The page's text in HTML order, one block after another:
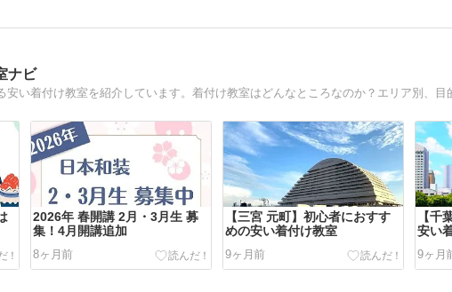
ナビ
2026年 春開講 2月・3月生 募
集！4月開講追加
8ヶ月前
【三宮 元町】初心者におすす
めの安い着付け教室
9ヶ月前
【千
安い
9ヶ月